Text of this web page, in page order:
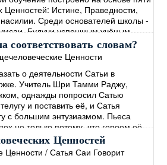
Ценностей: Истине, Праведности,
Среди основателей школы -
Будучи успешным учёным,
деятелем, доктор Джумсаи
этой школы на протяжении более
начиная с
программы и заканчивая
основана на→
соответствовать словам?
Ценности
о деятельности Сатьи в
Учитель Шри Тамми Раджу,
однажды попросил Сатью
и поставить её, и Сатья
с большим энтузиазмом. Пьеса
не только потому, что героем её
играл Сам Сатья, но, главным
её темой был извечный
лицемерие, состоящее в том, что
Ценностей
Ценности /Сатья Саи Говорит